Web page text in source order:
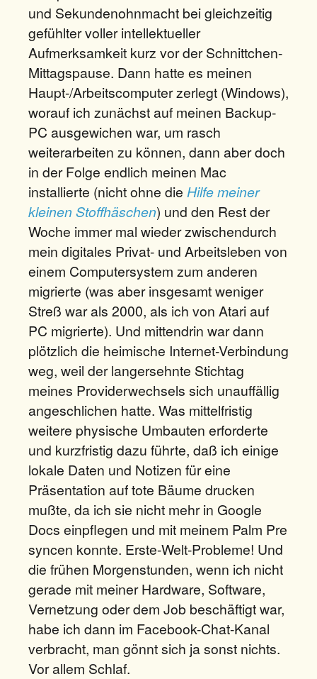
und Sekundenohnmacht bei gleichzeitig
gefühlter voller intellektueller
Aufmerksamkeit kurz vor der Schnittchen-
Mittagspause. Dann hatte es meinen
Haupt-/Arbeitscomputer zerlegt (Windows),
worauf ich zunächst auf meinen Backup-
PC ausgewichen war, um rasch
weiterarbeiten zu können, dann aber doch
in der Folge endlich meinen Mac
installierte (nicht ohne die Hilfe meiner
kleinen Stoffhäschen) und den Rest der
Woche immer mal wieder zwischendurch
mein digitales Privat- und Arbeitsleben von
einem Computersystem zum anderen
migrierte (was aber insgesamt weniger
Streß war als 2000, als ich von Atari auf
PC migrierte). Und mittendrin war dann
plötzlich die heimische Internet-Verbindung
weg, weil der langersehnte Stichtag
meines Providerwechsels sich unauffällig
angeschlichen hatte. Was mittelfristig
weitere physische Umbauten erforderte
und kurzfristig dazu führte, daß ich einige
lokale Daten und Notizen für eine
Präsentation auf tote Bäume drucken
mußte, da ich sie nicht mehr in Google
Docs einpflegen und mit meinem Palm Pre
syncen konnte. Erste-Welt-Probleme! Und
die frühen Morgenstunden, wenn ich nicht
gerade mit meiner Hardware, Software,
Vernetzung oder dem Job beschäftigt war,
habe ich dann im Facebook-Chat-Kanal
verbracht, man gönnt sich ja sonst nichts.
Vor allem Schlaf.